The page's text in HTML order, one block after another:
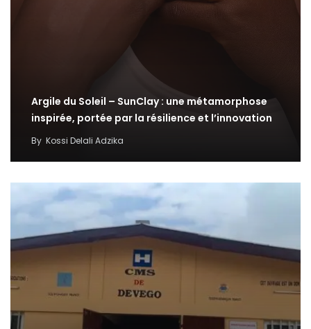
Argile du Soleil – SunClay : une métamorphose
inspirée, portée par la résilience et l’innovation
By Kossi Delali Adzika